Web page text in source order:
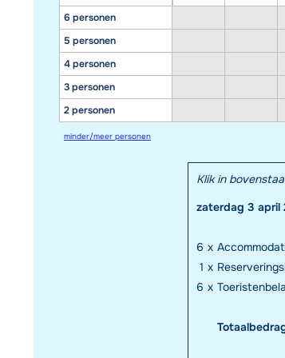
6 personen
5 personen
4 personen
3 personen
2 personen
minder/meer personen
Klik in
zaterdag 3 april
6 x
1 x
6 x